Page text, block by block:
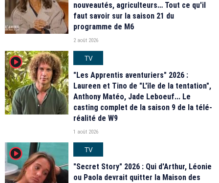
nouveautés, agriculteurs… Tout ce qu'il
faut savoir sur la saison 21 du
programme de M6
2 août 2026
player2
TV
"Les Apprentis aventuriers" 2026 :
Laureen et Tino de "L'île de la tentation",
Anthony Matéo, Jade Leboeuf... Le
casting complet de la saison 9 de la télé-
réalité de W9
1 août 2026
player2
TV
"Secret Story" 2026 : Qui d'Arthur, Léonie
ou Paola devrait quitter la Maison des